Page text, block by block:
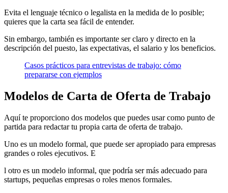
Evita el lenguaje técnico o legalista en la medida de lo posible;
quieres que la carta sea fácil de entender.
Sin embargo, también es importante ser claro y directo en la
descripción del puesto, las expectativas, el salario y los beneficios.
Casos prácticos para entrevistas de trabajo: cómo
prepararse con ejemplos
Modelos de Carta de Oferta de Trabajo
Aquí te proporciono dos modelos que puedes usar como punto de
partida para redactar tu propia carta de oferta de trabajo.
Uno es un modelo formal, que puede ser apropiado para empresas
grandes o roles ejecutivos. E
l otro es un modelo informal, que podría ser más adecuado para
startups, pequeñas empresas o roles menos formales.